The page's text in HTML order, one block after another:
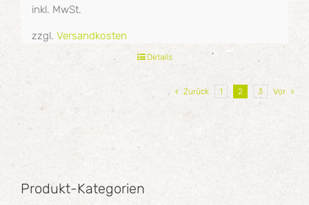
inkl. MwSt.
zzgl. Versandkosten
Details
Zurück 1 2 3 Vor
Produkt-Kategorien